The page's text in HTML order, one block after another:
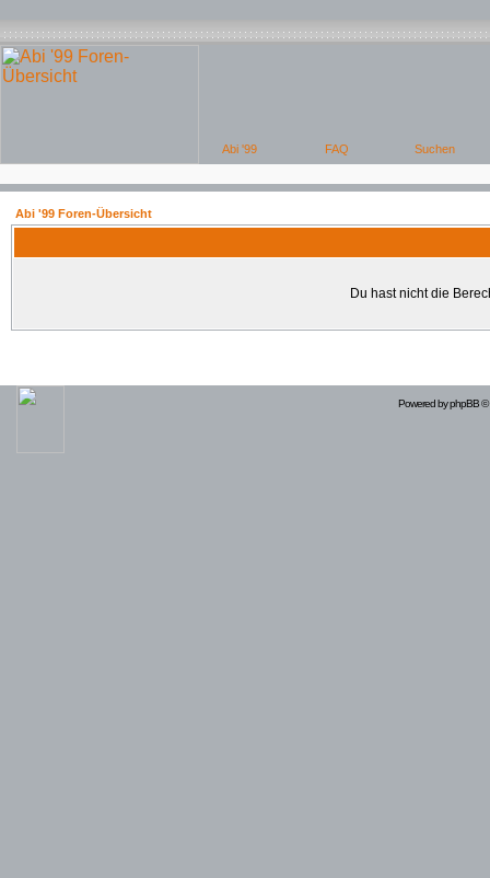
Abi '99 Foren-Übersicht
Du hast nicht die
Powered byphpBB©